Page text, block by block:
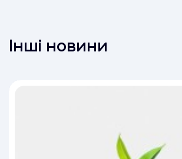
Інші новини